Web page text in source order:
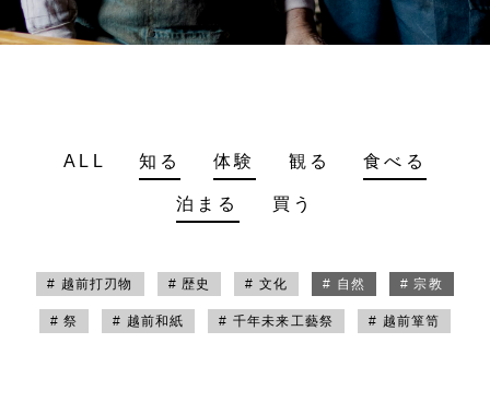
ALL 知る 体験 観る 食べる
泊まる 買う
# 越前打刃物 # 歴史 # 文化 # 自然 # 宗教
# 祭 # 越前和紙 # 千年未来工藝祭 # 越前箪笥